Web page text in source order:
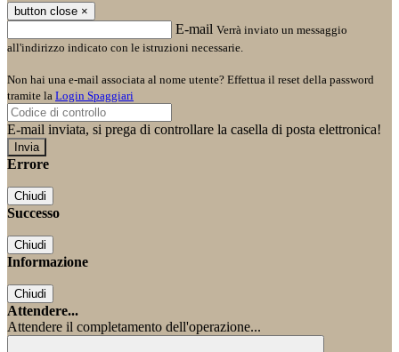
button close ×
E-mail Verrà inviato un messaggio
all'indirizzo indicato con le istruzioni necessarie.
Non hai una e-mail associata al nome utente? Effettua il reset della password
tramite la Login Spaggiari
E-mail inviata, si prega di controllare la casella di posta elettronica!
Errore
Chiudi
Successo
Chiudi
Informazione
Chiudi
Attendere...
Attendere il completamento dell'operazione...